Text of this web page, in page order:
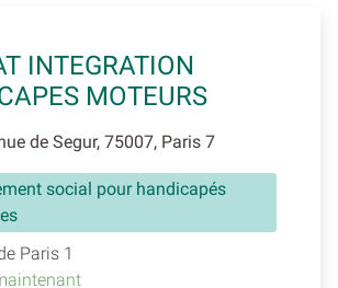
INTEGRATION
MOTEURS
de Segur, 75007, Paris 7
social pour handicapés
Paris 1